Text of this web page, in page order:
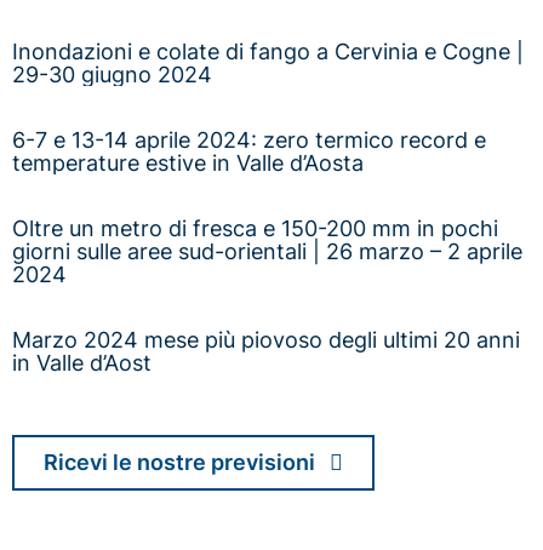
Inondazioni e colate di fango a Cervinia e Cogne |
29-30 giugno 2024
6-7 e 13-14 aprile 2024: zero termico record e
temperature estive in Valle d’Aosta
Oltre un metro di fresca e 150-200 mm in pochi
giorni sulle aree sud-orientali | 26 marzo – 2 aprile
2024
Marzo 2024 mese più piovoso degli ultimi 20 anni
in Valle d’Aost
Ricevi le nostre previsioni